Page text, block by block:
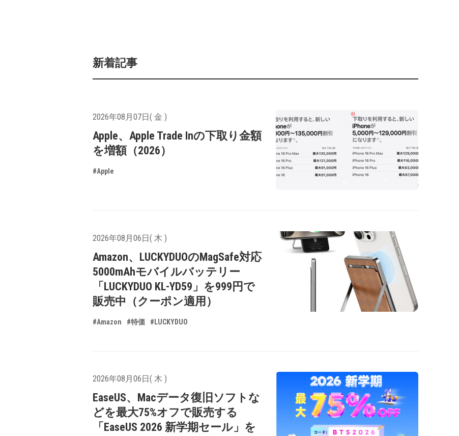
新着記事
2026年08月07日( 金 )
Apple、Apple Trade Inの下取り金額
を増額（2026）
#Apple
2026年08月06日( 木 )
Amazon、LUCKYDUOのMagSafe対応
5000mAhモバイルバッテリー
「LUCKYDUO KL-YD59」を999円で
販売中（クーポン適用）
#Amazon #特価 #LUCKYDUO
2026年08月06日( 木 )
EaseUS、Macデータ復旧ソフトな
どを最大75%オフで販売する
「EaseUS 2026 新学期セール」を